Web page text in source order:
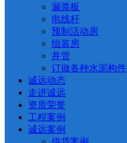
漏粪板
电线杆
预制活动房
组装房
井管
订做各种水泥构件
诚远动态
走进诚远
资质荣誉
工程案例
诚远案例